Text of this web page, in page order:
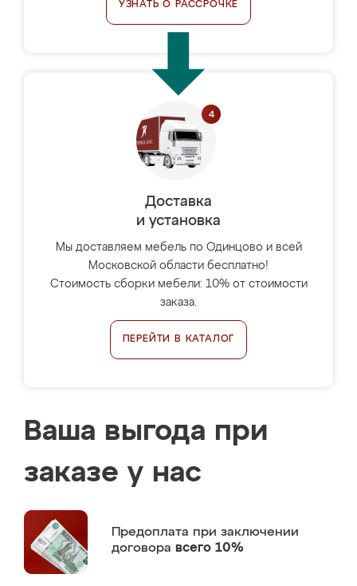
УЗНАТЬ О РАССРОЧКЕ
Доставка
и установка
Мы доставляем мебель по Одинцово и всей
Московской области бесплатно!
Стоимость сборки мебели: 10% от стоимости
заказа.
ПЕРЕЙТИ В КАТАЛОГ
Ваша выгода при
заказе у нас
Предоплата при заключении
договора всего 10%